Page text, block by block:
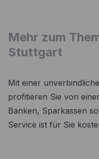
Mehr zum
Stuttgart
Mit einer
profitieren Sie von
Banken, Sparkassen
Service ist für Sie